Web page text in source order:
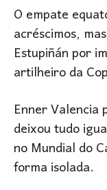
O empate
acréscimos,
Estupiñán por
artilheiro da
Enner
deixou tudo
no Mundial do
forma isolada.